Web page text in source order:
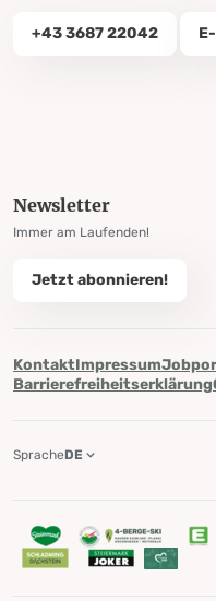
+43 3687 22042
Newsletter
Immer am Laufenden!
Jetzt abonnieren!
KontaktImpressum
Barrierefreiheitserklärung
SpracheDE